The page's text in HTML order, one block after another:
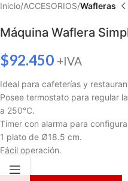
Inicio ACCESORIOS Wafleras
Máquina Waflera
$92.450 +IVA
Ideal para cafeterías y
Posee termostato para regular
a 250°C.
Timer con alarma para
1 plato de Ø18.5 cm.
Fácil operación.